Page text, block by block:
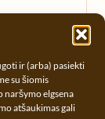
ir (arba) pasiekti
su šiomis
naršymo elgsena
atšaukimas gali